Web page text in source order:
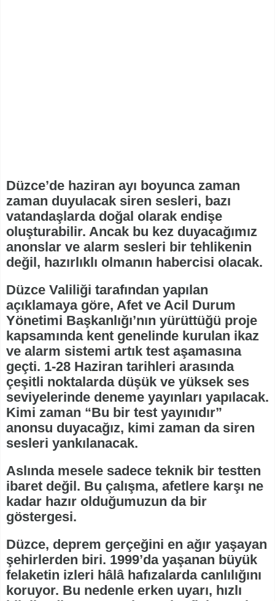
Düzce’de haziran ayı boyunca zaman
zaman duyulacak siren sesleri, bazı
vatandaşlarda doğal olarak endişe
oluşturabilir. Ancak bu kez duyacağımız
anonslar ve alarm sesleri bir tehlikenin
değil, hazırlıklı olmanın habercisi olacak.
Düzce Valiliği tarafından yapılan
açıklamaya göre, Afet ve Acil Durum
Yönetimi Başkanlığı’nın yürüttüğü proje
kapsamında kent genelinde kurulan ikaz
ve alarm sistemi artık test aşamasına
geçti. 1-28 Haziran tarihleri arasında
çeşitli noktalarda düşük ve yüksek ses
seviyelerinde deneme yayınları yapılacak.
Kimi zaman “Bu bir test yayınıdır”
anonsu duyacağız, kimi zaman da siren
sesleri yankılanacak.
Aslında mesele sadece teknik bir testten
ibaret değil. Bu çalışma, afetlere karşı ne
kadar hazır olduğumuzun da bir
göstergesi.
Düzce, deprem gerçeğini en ağır yaşayan
şehirlerden biri. 1999’da yaşanan büyük
felaketin izleri hâlâ hafızalarda canlılığını
koruyor. Bu nedenle erken uyarı, hızlı